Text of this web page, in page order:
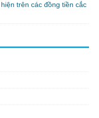
trên các đồng tiền cắc